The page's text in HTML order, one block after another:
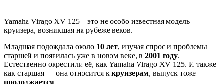
Yamaha Virago XV 125 – это не особо известная модель
круизера, возникшая на рубеже веков.
Младшая подождала около 10 лет, изучая спрос и проблемы
старшей и появилась уже в новом веке, в 2001 году.
Естественно окрестили её, как Yamaha Virago XV 125. И также
как старшая — она относится к круизерам, выпуск тоже
продолжается.